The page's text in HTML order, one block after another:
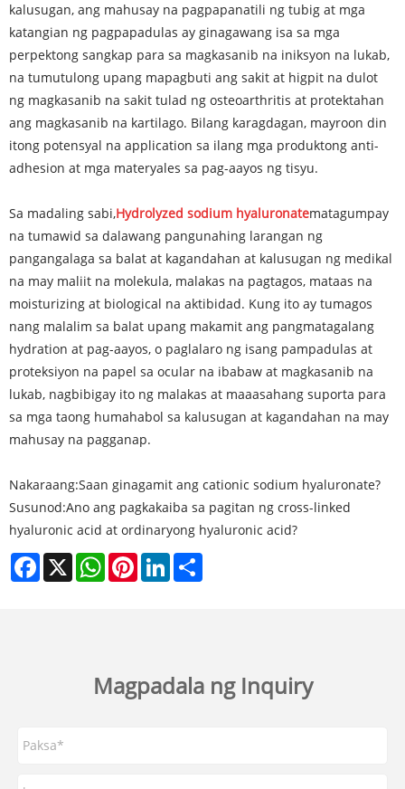
kalusugan, ang mahusay na pagpapanatili ng tubig at mga
katangian ng pagpapadulas ay ginagawang isa sa mga
perpektong sangkap para sa magkasanib na iniksyon na lukab,
na tumutulong upang mapagbuti ang sakit at higpit na dulot
ng magkasanib na sakit tulad ng osteoarthritis at protektahan
ang magkasanib na kartilago. Bilang karagdagan, mayroon din
itong potensyal na application sa ilang mga produktong anti-
adhesion at mga materyales sa pag-aayos ng tisyu.
Sa madaling sabi,Hydrolyzed sodium hyaluronatematagumpay
na tumawid sa dalawang pangunahing larangan ng
pangangalaga sa balat at kagandahan at kalusugan ng medikal
na may maliit na molekula, malakas na pagtagos, mataas na
moisturizing at biological na aktibidad. Kung ito ay tumagos
nang malalim sa balat upang makamit ang pangmatagalang
hydration at pag-aayos, o paglalaro ng isang pampadulas at
proteksiyon na papel sa ocular na ibabaw at magkasanib na
lukab, nagbibigay ito ng malakas at maaasahang suporta para
sa mga taong humahabol sa kalusugan at kagandahan na may
mahusay na pagganap.
Nakaraang:Saan ginagamit ang cationic sodium hyaluronate?
Susunod:Ano ang pagkakaiba sa pagitan ng cross-linked
hyaluronic acid at ordinaryong hyaluronic acid?
Facebook
X WhatsAppPinterestLinkedIn
Magpadala ng Inquiry